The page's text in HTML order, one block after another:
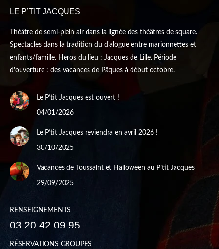
windowwindow
LE P’TIT JACQUES
Théâtre de semi-plein air dans la lignée des théâtres de square.
Spectacles dans la tradition du dialogue entre marionnettes et
enfants/famille. Héros du lieu : Jacques de Lille. Période
d'ouverture : des vacances de Pâques à début octobre.
Le P’tit Jacques est ouvert !
04/01/2026
Le P’tit Jacques reviendra en avril 2026 !
30/10/2025
Vacances de Toussaint et Halloween au P’tit Jacques
29/09/2025
RENSEIGNEMENTS
03 20 42 09 95
RÉSERVATIONS GROUPES